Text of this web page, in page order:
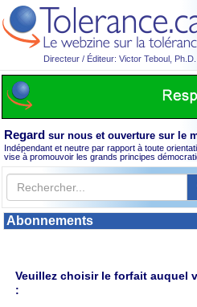
Directeur / Éditeur: Victor Teboul, Ph.D.
Regard sur nous et ouverture sur le
Indépendant et neutre par rapport à toute
vise à promouvoir les grands principes
Abonnements
Veuillez choisir le forfait auquel
: